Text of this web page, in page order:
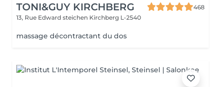
TONI&GUY KIRCHBERG
468
13, Rue Edward steichen Kirchberg L-2540
massage décontractant du dos